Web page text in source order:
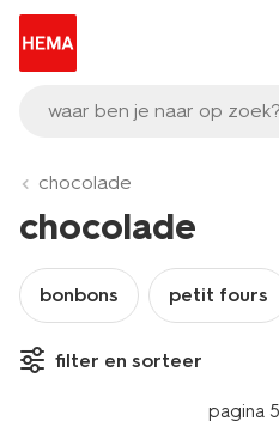
waar ben je naar op zoek?
chocolade
chocolade
bonbons petit fours
filter en sorteer
pagina